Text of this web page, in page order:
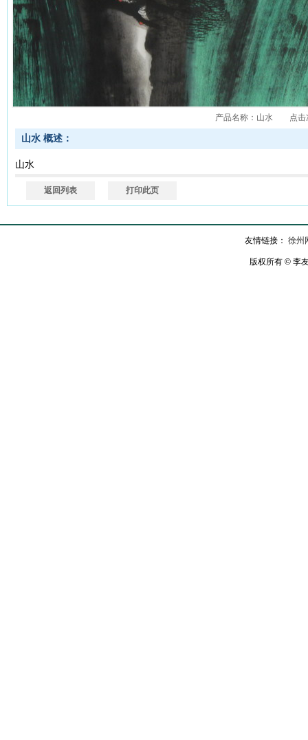
产品名称：山水 点击
山水 概述：
山水
返回列表 打印此页
友情链接： 徐州
版权所有 © 李